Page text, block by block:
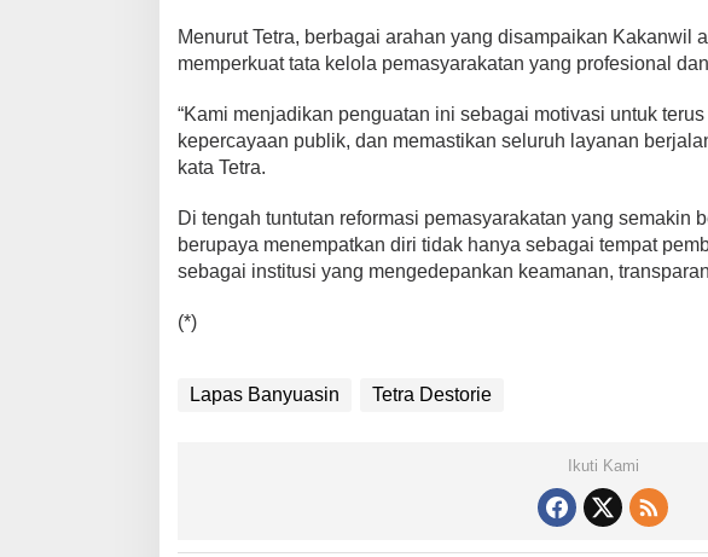
a
n
n
G
i
s
Menurut Tetra, berbagai arahan yang disampaikan Kakanwil
memperkuat tata kelola pemasyarakatan yang profesional
“Kami menjadikan penguatan ini sebagai motivasi untuk
kepercayaan publik, dan memastikan seluruh layanan
kata Tetra.
Di tengah tuntutan reformasi pemasyarakatan yang semakin
berupaya menempatkan diri tidak hanya sebagai tempat
sebagai institusi yang mengedepankan keamanan,
(*)
Lapas Banyuasin Tetra Destorie
Ikuti Kami